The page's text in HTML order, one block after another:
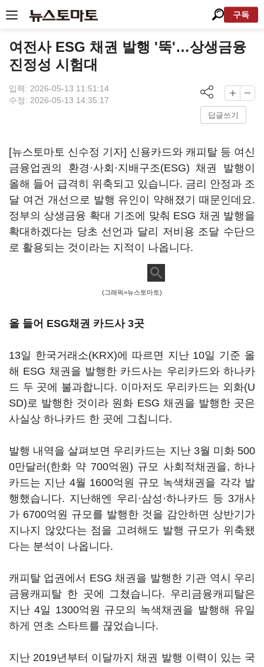
구독
여전사 ESG 채권 발행 '뚝'…상생금융
진정성 시험대
입력: 2026-05-13 11:51:14
수정: 2026-05-13 14:35:17
답글쓰기
[뉴스토마토 신수정 기자] 신용카드와 캐피탈 등 여신
금융업권의 환경·사회·지배구조(ESG) 채권 발행이
올해 들어 급격히 위축되고 있습니다. 금리 안정과 조
달 여건 개선으로 발행 유인이 약해졌기 때문인데요.
정부의 상생금융 확대 기조에 맞춰 ESG 채권 발행을
확대하겠다는 당초 선언과 달리 저비용 조달 수단으
로 활용되는 것이라는 지적이 나옵니다.
(그래픽=뉴스토마토)
올 들어 ESG채권 카드사 3곳
13일 한국거래소(KRX)에 따르면 지난 10일 기준 올
해 ESG 채권을 발행한 카드사는 우리카드와 하나카
드 두 곳에 불과합니다. 이마저도 우리카드는 외화(U
SD)로 발행한 것이라 원화 ESG 채권을 발행한 곳은
사실상 하나카드 한 곳에 그칩니다.
발행 내역을 살펴보면 우리카드는 지난 3월 미화 500
0만달러(한화 약 700억원) 규모 사회적채권을, 하나
카드는 지난 4월 1600억원 규모 녹색채권을 각각 발
행했습니다. 지난해엔 우리·삼성·하나카드 등 3개사
가 6700억원 규모를 발행한 것을 감안하면 상반기가
지나지 않았다는 점을 고려해도 발행 규모가 위축됐
다는 분석이 나옵니다.
캐피탈 업권에서 ESG 채권을 발행한 기관 역시 우리
금융캐피탈 한 곳에 그쳤습니다. 우리금융캐피탈은
지난 4일 1300억원 규모의 녹색채권을 발행해 유일
하게 연초 스타트를 끊었습니다.
지난 2019년부터 이달까지 채권 발행 이력이 있는 국